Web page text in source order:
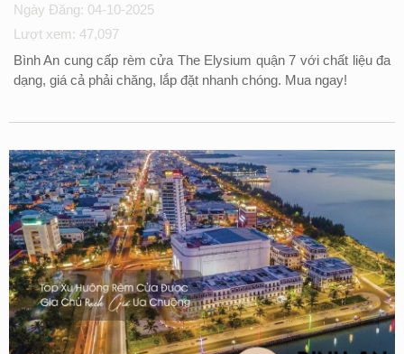
Ngày Đăng: 04-10-2025
Lượt xem: 47,097
Bình An cung cấp rèm cửa The Elysium quận 7 với chất liệu đa
dạng, giá cả phải chăng, lắp đặt nhanh chóng. Mua ngay!